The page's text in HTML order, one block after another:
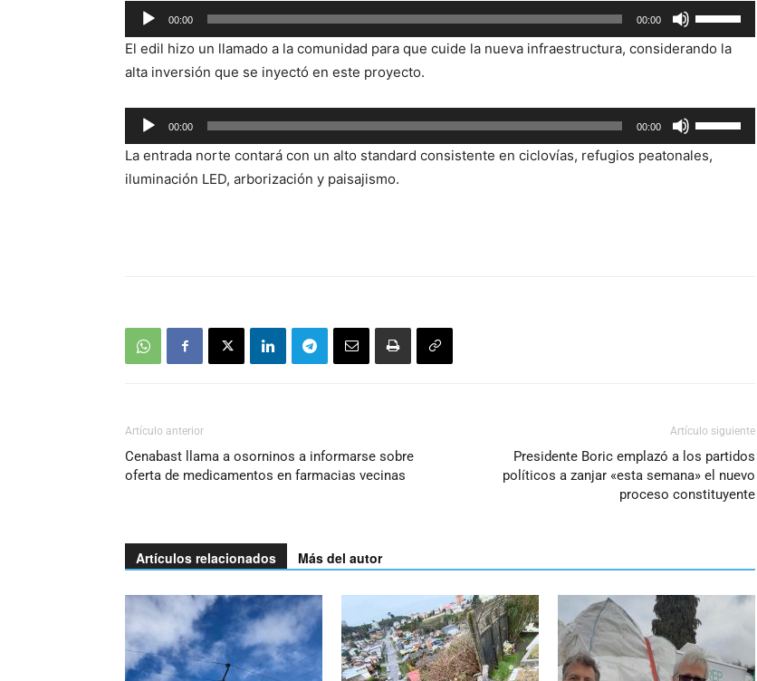
Reproductor
de
audio
00:00 00:00
las
teclas
flecha
arriba/abajo
para
El edil hizo un llamado a la comunidad para que cuide la nueva infraestructura, considerando la
alta inversión que se inyectó en este proyecto.
Reproductor
de
audio
00:00 00:00
las
teclas
La entrada norte contará con un alto standard consistente en ciclovías, refugios peatonales,
iluminación LED, arborización y paisajismo.
Artículo anterior
Cenabast llama a osorninos a informarse sobre
oferta de medicamentos en farmacias vecinas
Artículo siguiente
Presidente Boric emplazó a los partidos
políticos a zanjar «esta semana» el nuevo
proceso constituyente
Artículos relacionados Más del autor